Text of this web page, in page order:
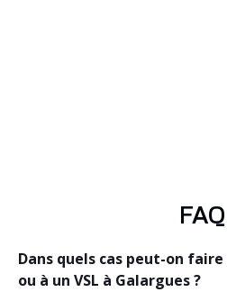
FAQ
Dans quels cas peut-on faire
ou à un VSL à Galargues ?